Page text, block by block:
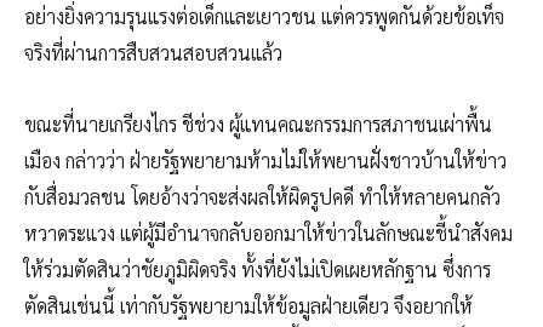
อย่างยิ่งความรุนแรงต่อเด็กและเยาวชน แต่ควรพูดกันด้วยข้อเท็จ
จริงที่ผ่านการสืบสวนสอบสวนแล้ว
ขณะที่นายเกรียงไกร ชีช่วง ผู้แทนคณะกรรมการสภาชนเผ่าพื้น
เมือง กล่าวว่า ฝ่ายรัฐพยายามห้ามไม่ให้พยานฝั่งชาวบ้านให้ข่าว
กับสื่อมวลชน โดยอ้างว่าจะส่งผลให้ผิดรูปคดี ทำให้หลายคนกลัว
หวาดระแวง แต่ผู้มีอำนาจกลับออกมาให้ข่าวในลักษณะชี้นำสังคม
ให้ร่วมตัดสินว่าชัยภูมิผิดจริง ทั้งที่ยังไม่เปิดเผยหลักฐาน ซึ่งการ
ตัดสินเช่นนี้ เท่ากับรัฐพยายามให้ข้อมูลฝ่ายเดียว จึงอยากให้